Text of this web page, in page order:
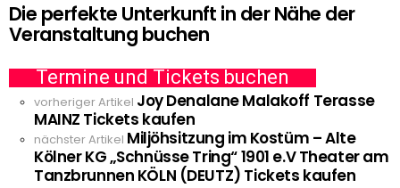
Die perfekte Unterkunft in der Nähe der
Veranstaltung buchen
Termine und Tickets buchen
See
more
vorheriger Artikel Joy Denalane Malakoff Terasse
MAINZ Tickets kaufen
nächster Artikel Miljöhsitzung im Kostüm – Alte
Kölner KG „Schnüsse Tring“ 1901 e.V Theater am
Tanzbrunnen KÖLN (DEUTZ) Tickets kaufen